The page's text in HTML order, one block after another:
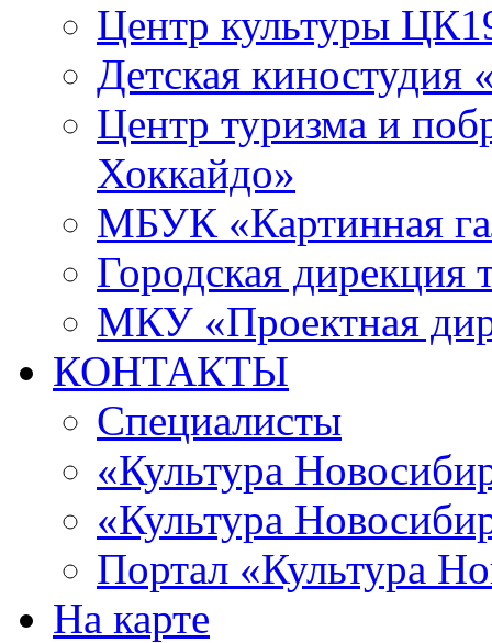
Центр культуры
Детская киностудия
Центр туризма и
Хоккайдо»
МБУК «Картинная
Городская дирекция
МКУ «Проектная
КОНТАКТЫ
Специалисты
«Культура
«Культура
Портал «Культура
На карте